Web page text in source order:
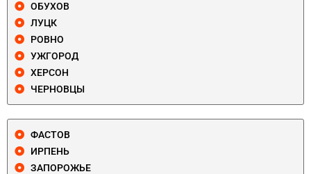
ОБУХОВ
ЛУЦК
РОВНО
УЖГОРОД
ХЕРСОН
ЧЕРНОВЦЫ
ФАСТОВ
ИРПЕНЬ
ЗАПОРОЖЬЕ